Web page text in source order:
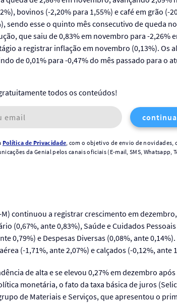
bovinos (-2,20% para 1,55%) e café em grão (-
esse o quinto mês consecutivo de queda
que saiu de 0,83% em novembro para -2,26%
a registrar inflação em novembro (0,13%). Os
de 0,01% para -0,47% do mês passado para o
todos os conteúdos!
Política de Privacidade, com o objetivo de envio de
da Genial pelos canais oficiais (E-mail, SMS, Whatsapp,
continuou a registrar crescimento em
(0,67%, ante 0,83%), Saúde e Cuidados
0,79%) e Despesas Diversas (0,08%, ante
(-1,71%, ante 2,07%) e calçados (-0,12%, ante
de alta e se elevou 0,27% em dezembro
monetária, o fato da taxa básica de juros
de Materiais e Serviços, que apresentou o